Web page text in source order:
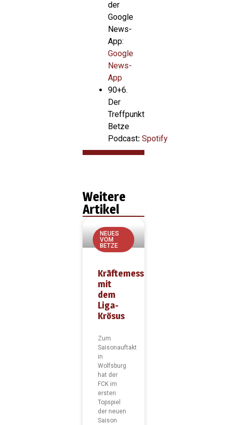
der
Google
News-
App:
Google
News-
App
90+6.
Der
Treffpunkt
Betze
Podcast: Spotify
Weitere
Artikel
NEUES
VOM
BETZE
Kräftemessen
mit
dem
Liga-
Krösus
Zum
Saisonauftakt
in
Wolfsburg
hat der
FCK im
ersten
Topspiel
der neuen
Saison